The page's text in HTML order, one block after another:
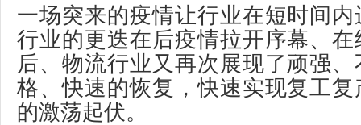
一场突来的疫情让行业在短时间
行业的更迭在后疫情拉开序幕、
后、物流行业又再次展现了顽强
格、快速的恢复，快速实现复工
的激荡起伏。